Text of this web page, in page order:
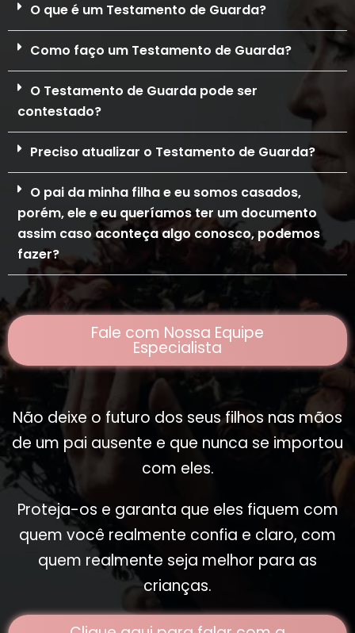
O que é um Testamento de Guarda?
Como faço um Testamento de Guarda?
O Testamento de Guarda pode ser
contestado?
Preciso atualizar o Testamento de Guarda?
O pai da minha filha e eu somos casados,
porém, ele e eu queríamos ter um documento
assim caso aconteça algo conosco, podemos
fazer?
Fale com Nossa Equipe
Especialista
Não deixe o futuro dos seus filhos nas mãos
de um pai ausente e que nunca se importou
com eles.
Proteja-os e garanta que eles fiquem com
quem você realmente confia e claro, com
quem realmente seja melhor para as
crianças.